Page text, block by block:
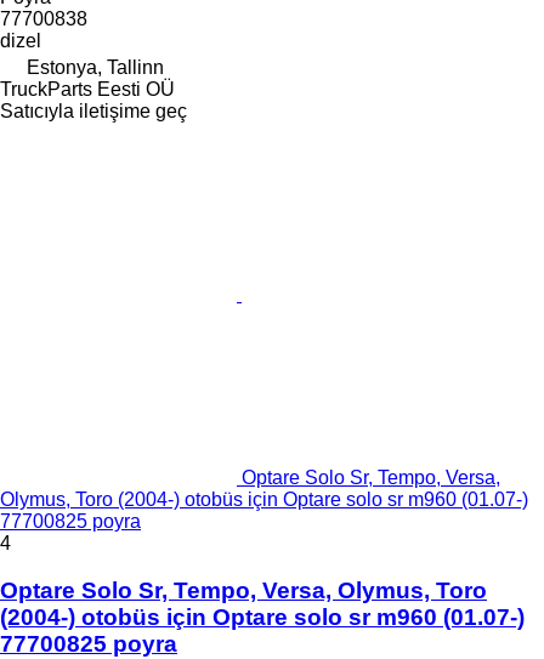
77700838
dizel
Estonya, Tallinn
TruckParts Eesti OÜ
Satıcıyla iletişime geç
Optare Solo Sr, Tempo, Versa,
Olymus, Toro (2004-) otobüs için Optare solo sr m960 (01.07-)
77700825 poyra
4
Optare Solo Sr, Tempo, Versa, Olymus, Toro
(2004-) otobüs için Optare solo sr m960 (01.07-)
77700825 poyra